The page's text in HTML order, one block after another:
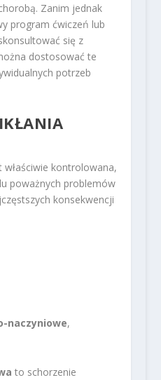
Zanim jednak
program ćwiczeń lub
się z
dostosować te
potrzeb
właściwie kontrolowana,
poważnych problemów
konsekwencji
naczyniowe,
to schorzenie